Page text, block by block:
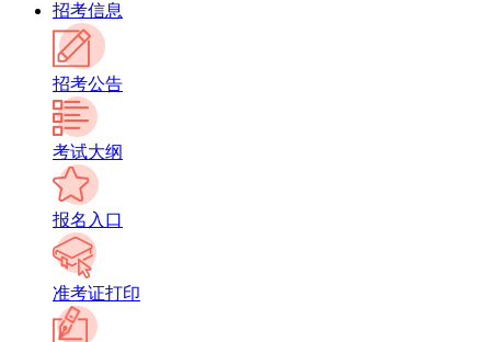
招考信息
招考公告
考试大纲
报名入口
准考证打印